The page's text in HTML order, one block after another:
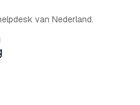
van Nederland.